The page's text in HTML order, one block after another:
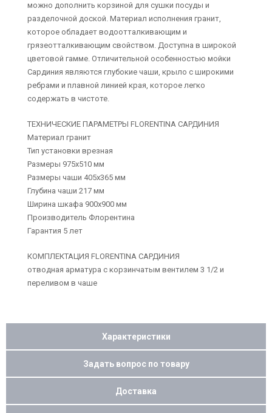
можно дополнить корзиной для сушки посуды и
разделочной доской. Материал исполнения гранит,
которое обладает водоотталкивающим и
грязеотталкивающим свойством. Доступна в широкой
цветовой гамме. Отличительной особенностью мойки
Сардиния являются глубокие чаши, крыло с широкими
ребрами и плавной линией края, которое легко
содержать в чистоте.
ТЕХНИЧЕСКИЕ ПАРАМЕТРЫ FLORENTINA САРДИНИЯ
Материал гранит
Тип установки врезная
Размеры 975х510 мм
Размеры чаши 405х365 мм
Глубина чаши 217 мм
Ширина шкафа 900х900 мм
Производитель Флорентина
Гарантия 5 лет
КОМПЛЕКТАЦИЯ FLORENTINA САРДИНИЯ
отводная арматура с корзинчатым вентилем 3 1/2 и
переливом в чаше
Характеристики
Задать вопрос по товару
Доставка